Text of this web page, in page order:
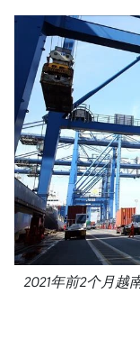
2021年前2个月越